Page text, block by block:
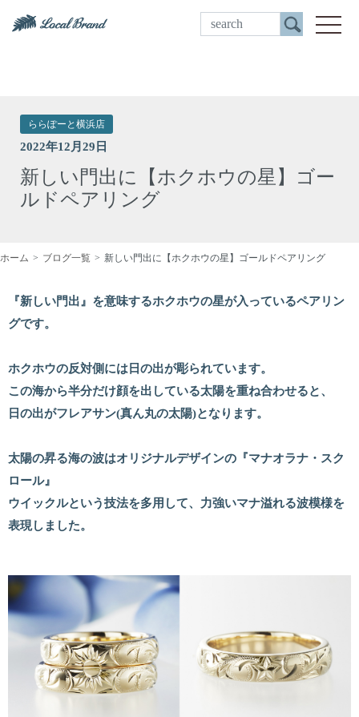
ご来店予約
ららぽーと横浜店
2022年12月29日
新しい門出に【ホクホウの星】ゴー
ルドペアリング
ホーム ブログ一覧 新しい門出に【ホクホウの星】ゴールドペアリング
『新しい門出』を意味するホクホウの星が入っているペアリン
グです。
ホクホウの反対側には日の出が彫られています。
この海から半分だけ顔を出している太陽を重ね合わせると、
日の出がフレアサン(真ん丸の太陽)となります。
太陽の昇る海の波はオリジナルデザインの『マナオラナ・スク
ロール』
ウイックルという技法を多用して、力強いマナ溢れる波模様を
表現しました。